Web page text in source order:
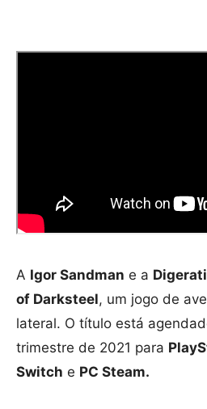
A Igor Sandman e a Digerati
of Darksteel, um jogo de
lateral. O título está
trimestre de 2021 para
Switch e PC Steam.